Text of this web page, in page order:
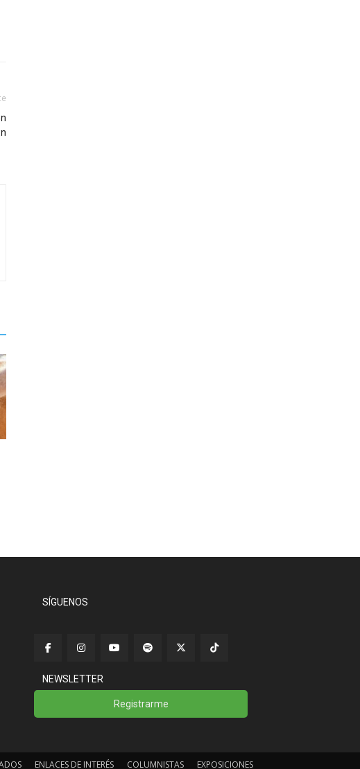
SÍGUENOS
NEWSLETTER
Registrarme
ENLACES DE INTERÉS COLUMNISTAS EXPOSICIONES